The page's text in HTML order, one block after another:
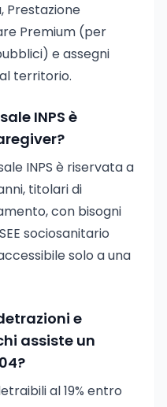
Prestazione
Premium (per
e assegni
territorio.
INPS è
INPS è riservata a
titolari di
con bisogni
sociosanitario
solo a una
e
assiste un
al 19% entro